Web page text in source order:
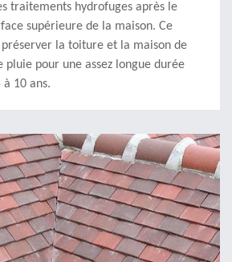
traitements hydrofuges après le
supérieure de la maison. Ce
la toiture et la maison de
pour une assez longue durée
10 ans.